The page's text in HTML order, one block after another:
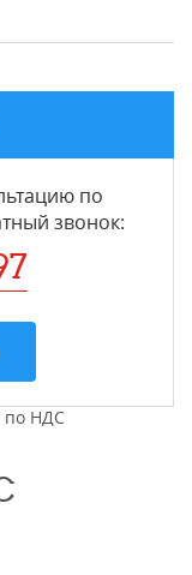
по
звонок:
по НДС